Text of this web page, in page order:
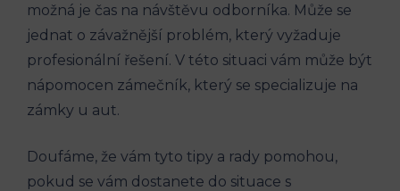
možná​ je čas na návštěvu odborníka. Může se
⁤jednat o závažnější problém, který vyžaduje
profesionální ​řešení. V ⁣této ‍situaci‍ vám může být
nápomocen zámečník, který se ‍specializuje na
zámky u aut.
Doufáme, že vám tyto⁤ tipy‍ a rady ⁢pomohou,
pokud se vám dostanete​ do situace s